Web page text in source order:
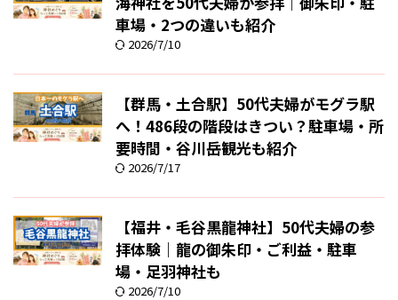
車場・2つの違いも紹介
2026/7/10
【群馬・土合駅】50代夫婦がモグラ駅
へ！486段の階段はきつい？駐車場・所
要時間・谷川岳観光も紹介
2026/7/17
【福井・毛谷黒龍神社】50代夫婦の参
拝体験｜龍の御朱印・ご利益・駐車
場・足羽神社も
2026/7/10